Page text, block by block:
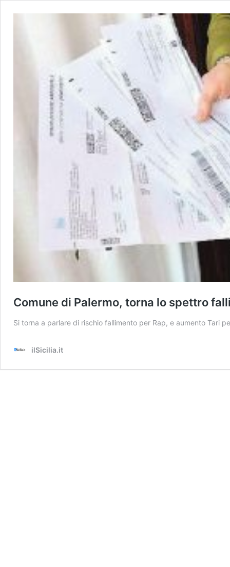
Comune di Palermo, torna lo spettro
Si torna a parlare di rischio fallimento per Rap, e aumento Tari
ilSicilia.it